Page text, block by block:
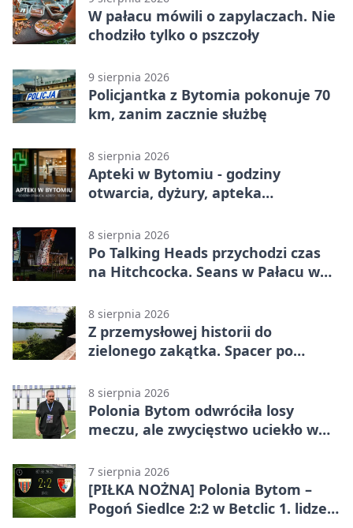
W pałacu mówili o zapylaczach. Nie
chodziło tylko o pszczoły
9 sierpnia 2026
Policjantka z Bytomia pokonuje 70
km, zanim zacznie służbę
8 sierpnia 2026
Apteki w Bytomiu - godziny
otwarcia, dyżury, apteka
8 sierpnia 2026
Po Talking Heads przychodzi czas
na Hitchcocka. Seans w Pałacu w
8 sierpnia 2026
Z przemysłowej historii do
zielonego zakątka. Spacer po
8 sierpnia 2026
Polonia Bytom odwróciła losy
meczu, ale zwycięstwo uciekło w
7 sierpnia 2026
[PIŁKA NOŻNA] Polonia Bytom –
Pogoń Siedlce 2:2 w Betclic 1. lidze.